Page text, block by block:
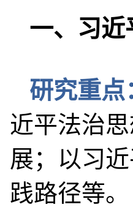
一、习近
研究重点
近平法治
展；以习
践路径等。